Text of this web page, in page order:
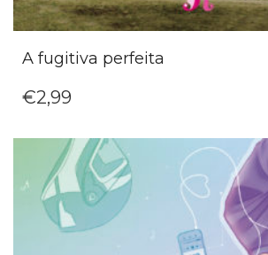
A fugitiva perfeita
€2,99